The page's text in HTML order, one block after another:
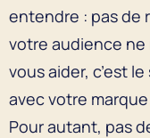
entendre : pas de
votre audience ne
vous aider, c’est
avec votre
Pour autant, pas